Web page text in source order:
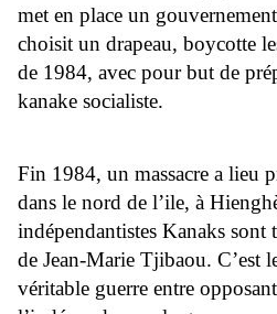
met en place un
choisit un drapeau, boycotte
de 1984, avec pour but de
kanake socialiste.
Fin 1984, un massacre a lieu
dans le nord de l’ile, à
indépendantistes Kanaks sont
de Jean-Marie Tjibaou. C’est
véritable guerre entre